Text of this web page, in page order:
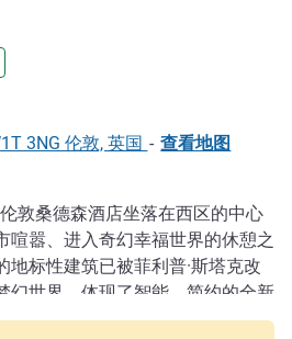
3NG 伦敦, 英国 - 查看地图
敦桑德森酒店坐落在西区的中心
喧嚣、进入奇幻幸福世界的休憩之
地标性建筑已被菲利普·斯塔克改
幻世界，体现了智能、简约的全新
定的机智和讽刺。客房由 Banjo